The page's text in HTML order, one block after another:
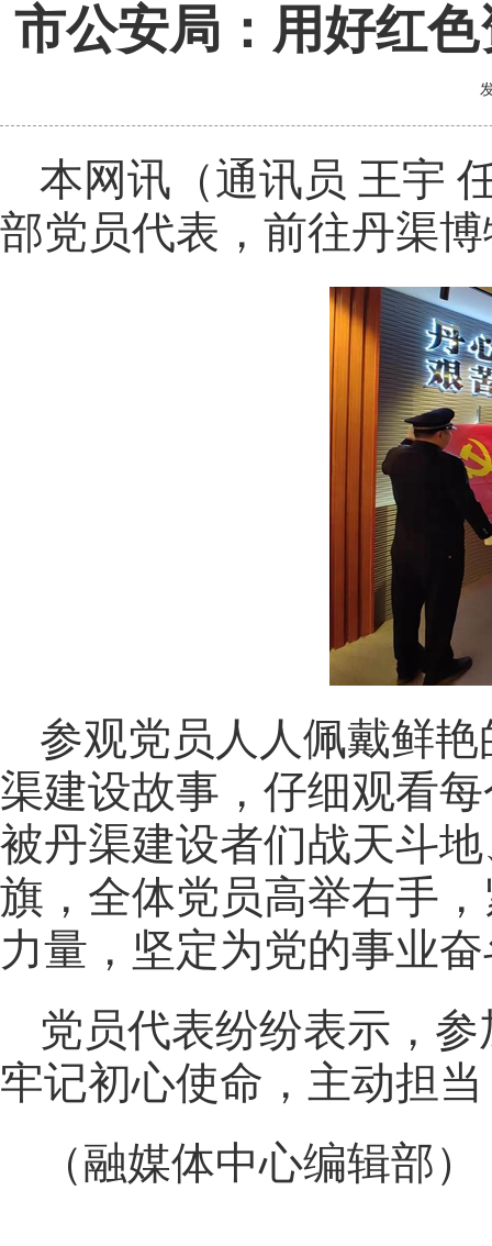
市公安局：用好红
本网讯（通讯员 王宇
部党员代表，前往丹渠
参观党员人人佩戴鲜
渠建设故事，仔细观看
被丹渠建设者们战天斗
旗，全体党员高举右手
力量，坚定为党的事业
党员代表纷纷表示，
牢记初心使命，主动担
（融媒体中心编辑部）